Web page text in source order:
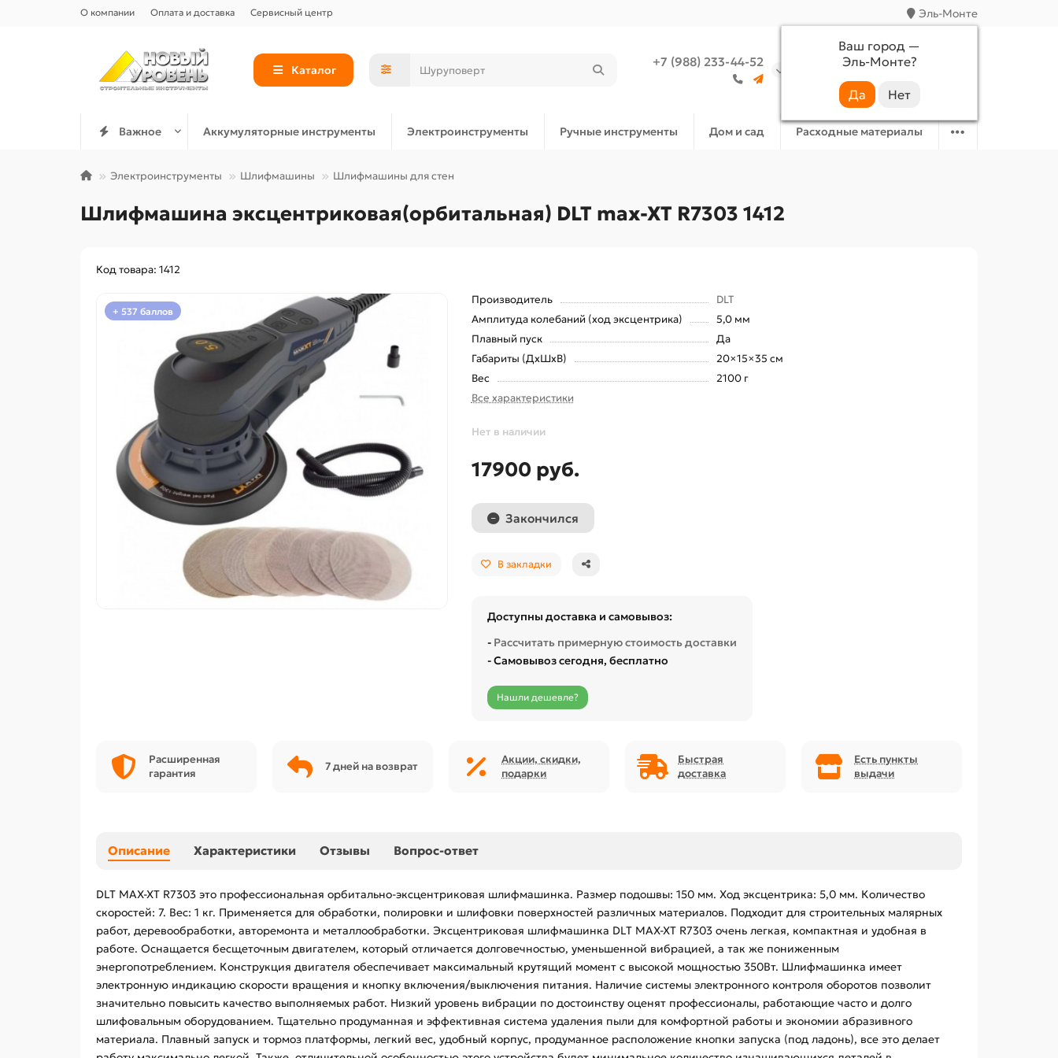
О компании Оплата и доставка Сервисный центр Эль-Монте
Ваш город —
Эль-Монте?
Каталог
+7 (988) 233-44-52
Аккаунт Избранное
Важное Аккумуляторные инструменты Электроинструменты Ручные инструменты Дом и сад Расходные материалы
Электроинструменты Шлифмашины Шлифмашины для стен
Шлифмашина эксцентриковая(орбитальная) DLT max-XT R7303 1412
Код товара: 1412
+ 537 баллов
Производитель
DLT
Амплитуда колебаний (ход эксцентрика)
5,0 мм
Плавный пуск
Да
Габариты (ДхШхВ)
20×15×35 см
Вес
2100 г
Все характеристики
Нет в наличии
17900 руб.
Закончился
В закладки
Доступны доставка и самовывоз:
- Рассчитать примерную стоимость доставки
- Самовывоз сегодня, бесплатно
Нашли дешевле?
Расширенная
гарантия
7 дней на возврат
Акции, скидки,
подарки
Быстрая
доставка
Есть пункты
выдачи
Описание Характеристики Отзывы Вопрос-ответ
DLT MAX-XT R7303 это профессиональная орбитально-эксцентриковая шлифмашинка. Размер подошвы: 150 мм. Ход эксцентрика: 5,0 мм. Количество
скоростей: 7. Вес: 1 кг. Применяется для обработки, полировки и шлифовки поверхностей различных материалов. Подходит для строительных малярных
работ, деревообработки, авторемонта и металлообработки. Эксцентриковая шлифмашинка DLT MAX-XT R7303 очень легкая, компактная и удобная в
работе. Оснащается бесщеточным двигателем, который отличается долговечностью, уменьшенной вибрацией, а так же пониженным
энергопотреблением. Конструкция двигателя обеспечивает максимальный крутящий момент с высокой мощностью 350Вт. Шлифмашинка имеет
электронную индикацию скорости вращения и кнопку включения/выключения питания. Наличие системы электронного контроля оборотов позволит
значительно повысить качество выполняемых работ. Низкий уровень вибрации по достоинству оценят профессионалы, работающие часто и долго
шлифовальным оборудованием. Тщательно продуманная и эффективная система удаления пыли для комфортной работы и экономии абразивного
материала. Плавный запуск и тормоз платформы, легкий вес, удобный корпус, продуманное расположение кнопки запуска (под ладонь), все это делает